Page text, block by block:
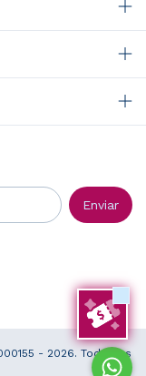
- 2026. Todos os